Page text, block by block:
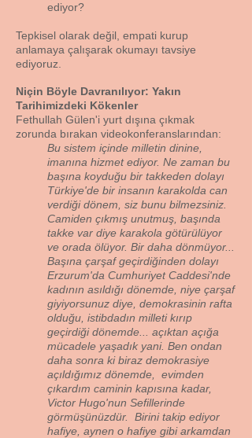
ediyor?
Tepkisel olarak değil, empati kurup
anlamaya çalışarak okumayı tavsiye
ediyoruz.
Niçin Böyle Davranılıyor: Yakın
Tarihimizdeki Kökenler
Fethullah Gülen'i yurt dışına çıkmak
zorunda bırakan videokonferanslarından:
Bu sistem içinde milletin dinine,
imanına hizmet ediyor. Ne zaman bu
başına koyduğu bir takkeden dolayı
Türkiye'de bir insanın karakolda can
verdiği dönem, siz bunu bilmezsiniz.
Camiden çıkmış unutmuş, başında
takke var diye karakola götürülüyor
ve orada ölüyor. Bir daha dönmüyor...
Başına çarşaf geçirdiğinden dolayı
Erzurum'da Cumhuriyet Caddesi'nde
kadının asıldığı dönemde, niye çarşaf
giyiyorsunuz diye, demokrasinin rafta
olduğu, istibdadın milleti kırıp
geçirdiği dönemde... açıktan açığa
mücadele yaşadık yani. Ben ondan
daha sonra ki biraz demokrasiye
açıldığımız dönemde, evimden
çıkardım caminin kapısına kadar,
Victor Hugo'nun Sefillerinde
görmüşünüzdür. Birini takip ediyor
hafiye, aynen o hafiye gibi arkamdan